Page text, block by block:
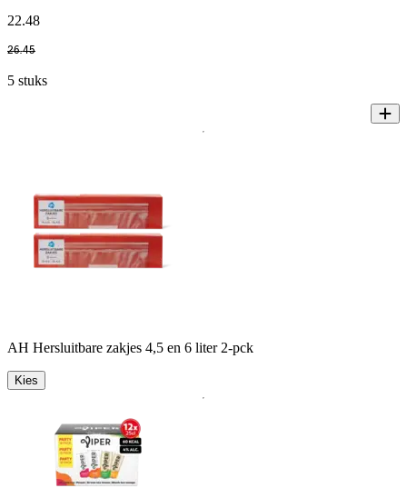
22.48
26.45
5 stuks
AH Hersluitbare zakjes 4,5 en 6 liter 2-pck
Kies